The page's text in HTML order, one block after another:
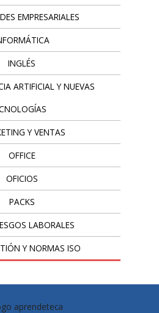
EMPRESARIALES
INGLÉS
ARTIFICIAL Y NUEVAS
Y VENTAS
OFFICE
OFICIOS
PACKS
LABORALES
Y NORMAS ISO